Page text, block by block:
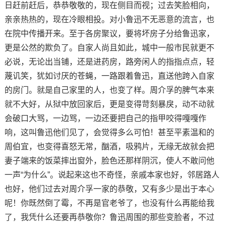
日赶前赶后，恭恭敬敬的，现在侧目而视；过去笑脸相向，
亲亲热热的，现在冷眼相投。对小鲁迅不无恶意的流言，也
在院中传播开来。至于各房聚议，要将坏房子分给鲁迅家，
更是公然的欺负了。自家人尚且如此，城中一般市民就更不
必说，无论出当铺，还是进药房，路旁闲人的指指点点，轻
蔑讥笑，犹如讨厌的苍蝇，一路跟着鲁迅，直送他跨入自家
的房门。就是自己家里的人，也变了样。周介孚的脾气本来
就不大好，从狱中放回家后，更是变得苛刻暴戾，动不动就
会破口大骂，一边骂，一边还要把自己的指甲咬得嘎嘎作
响，这叫鲁迅他们见了，会觉得多么可怕！甚至平素温和的
周伯宜，也变得喜怒无常，酗酒，吸鸦片，无缘无故就会把
妻子端来的饭菜摔出窗外，脸色还那样阴沉，使人不敢问他
一声“为什么”。说起来这也不奇怪，亲戚本家也好，邻居路人
也好，他们过去对周介孚一家的恭敬，又有多少是出于本心
呢！你既然倒了霉，不再是官老爷了，也没有什么再能给我
了，我凭什么还要再恭敬你？鲁迅周围的那些变脸者，不过